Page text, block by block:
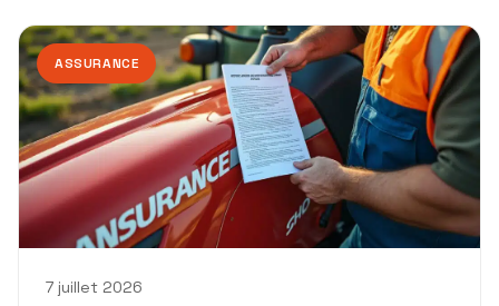
ASSURANCE
7 juillet 2026